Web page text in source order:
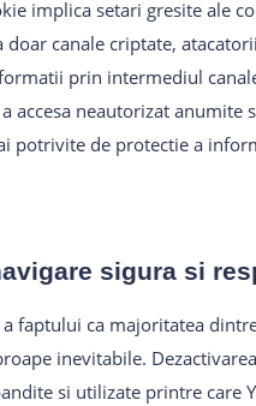
implica setari gresite ale
doar canale criptate,
prin intermediul
accesa neautorizat
potrivite de protectie a
sigura si
faptului ca majoritatea
inevitabile.
si utilizate printre care